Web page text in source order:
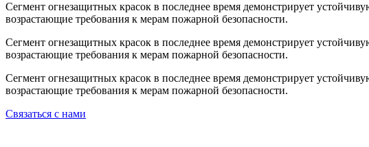
Сегмент огнезащитных красок в последнее время демонстрирует
возрастающие требования к мерам пожарной безопасности.
Сегмент огнезащитных красок в последнее время демонстрирует
возрастающие требования к мерам пожарной безопасности.
Сегмент огнезащитных красок в последнее время демонстрирует
возрастающие требования к мерам пожарной безопасности.
Связаться с нами